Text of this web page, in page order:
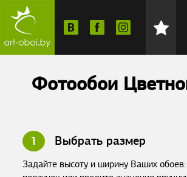
Фотообои
1 Выбрать размер
Задайте высоту и ширину Ваших